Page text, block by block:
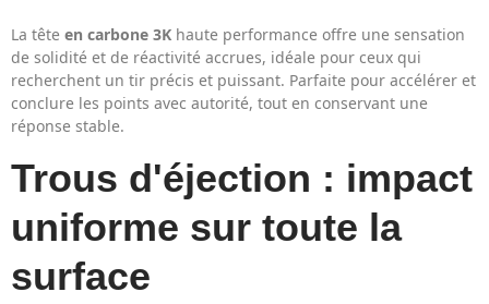
La tête en carbone 3K haute performance offre une sensation
de solidité et de réactivité accrues, idéale pour ceux qui
recherchent un tir précis et puissant. Parfaite pour accélérer et
conclure les points avec autorité, tout en conservant une
réponse stable.
Trous d'éjection : impact
uniforme sur toute la
surface